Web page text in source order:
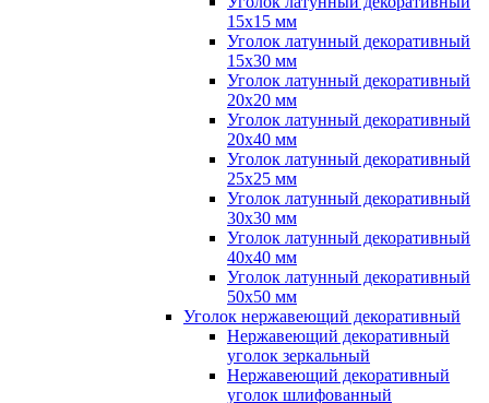
15x15 мм
Уголок латунный декоративный
15x30 мм
Уголок латунный декоративный
20x20 мм
Уголок латунный декоративный
20x40 мм
Уголок латунный декоративный
25x25 мм
Уголок латунный декоративный
30x30 мм
Уголок латунный декоративный
40x40 мм
Уголок латунный декоративный
50x50 мм
Уголок нержавеющий декоративный
Нержавеющий декоративный
уголок зеркальный
Нержавеющий декоративный
уголок шлифованный